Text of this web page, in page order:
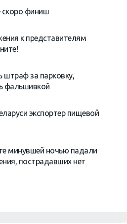
финиш
к представителям
штраф за парковку,
фальшивкой
экспортер пищевой
минувшей ночью падали
пострадавших нет